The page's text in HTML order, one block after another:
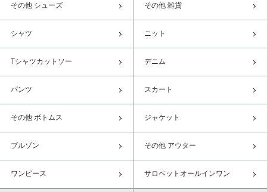
その他 シューズ その他 雑貨
シャツ ニット
Tシャツカットソー デニム
パンツ スカート
その他 ボトムス ジャケット
ブルゾン その他 アウター
ワンピース サロペットオールインワン